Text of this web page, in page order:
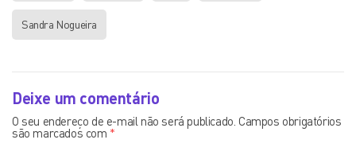
Sandra Nogueira
Deixe um comentário
O seu endereço de e-mail não será publicado. Campos obrigatórios
são marcados com *